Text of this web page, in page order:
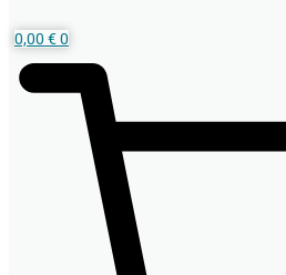
0,00 €0